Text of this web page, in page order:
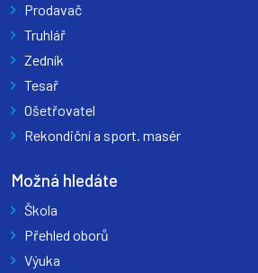
Prodavač
Truhlář
Zedník
Tesař
Ošetřovatel
Rekondiční a sport. masér
Možná hledáte
Škola
Přehled oborů
Výuka